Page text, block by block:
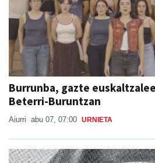
Burrunba, gazte
Beterri-Buruntzan
Aiurri abu 07, 07:00 URNIETA